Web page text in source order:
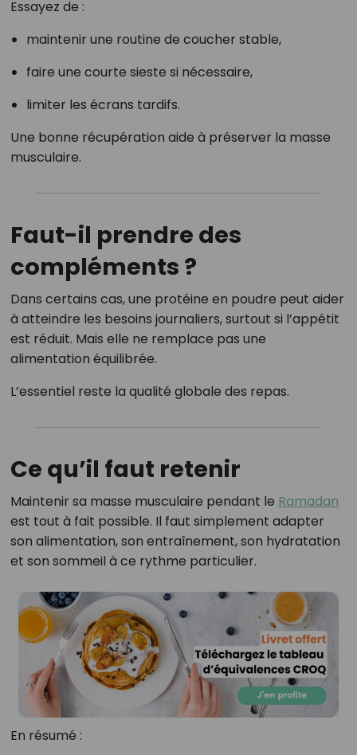
Essayez de :
maintenir une routine de coucher stable,
faire une courte sieste si nécessaire,
limiter les écrans tardifs.
Une bonne récupération aide à préserver la masse
musculaire.
Faut-il prendre des
compléments ?
Dans certains cas, une protéine en poudre peut aider
à atteindre les besoins journaliers, surtout si l’appétit
est réduit. Mais elle ne remplace pas une
alimentation équilibrée.
L’essentiel reste la qualité globale des repas.
Ce qu’il faut retenir
Maintenir sa masse musculaire pendant le Ramadan
est tout à fait possible. Il faut simplement adapter
son alimentation, son entraînement, son hydratation
et son sommeil à ce rythme particulier.
En résumé :